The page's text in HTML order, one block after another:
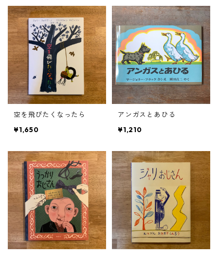
空を飛びたくなったら
¥1,650
アンガスとあひる
¥1,210